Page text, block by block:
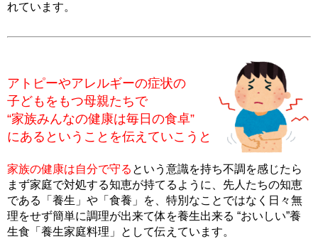
れています。
アトピーやアレルギーの症状の
子どもをもつ母親たちで
“家族みんなの健康は毎日の食卓”
にあるということを伝えていこうと
家族の健康は自分で守る という意識を持ち不調を感じたら
まず家庭で対処する知恵が持てるように、先人たちの知恵
である「養生」や「食養」を、特別なことではなく日々無
理をせず簡単に調理が出来て体を養生出来る “おいしい”養
生食「養生家庭料理」として伝えています。